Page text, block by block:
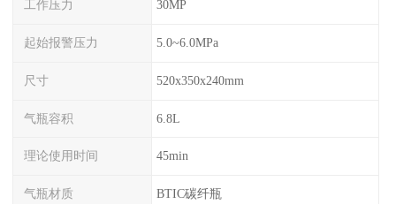
工作压力 30MP
起始报警压力 5.0~6.0MPa
尺寸 520x350x240mm
气瓶容积 6.8L
理论使用时间 45min
气瓶材质 BTIC碳纤瓶